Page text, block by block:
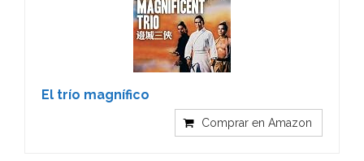
El trío magnífico
Comprar en Amazon